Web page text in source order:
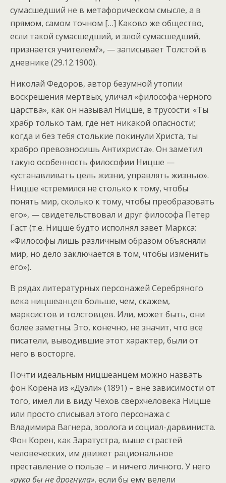
сумасшедший не в метафорическом смысле, а в
прямом, самом точном […] Каково же общество,
если такой сумасшедший, и злой сумасшедший,
признается учителем?», — записывает Толстой в
дневнике (29.12.1900).
Николай Федоров, автор безумной утопии
воскрешения мертвых, уличал «философа черного
царства», как он называл Ницше, в трусости: «Ты
храбр только там, где нет никакой опасности;
когда и без тебя столькие покинули Христа, ты
храбро превозносишь Антихриста». Он заметил
такую особенность философии Ницше —
«устанавливать цель жизни, управлять жизнью».
Ницше «стремился не столько к тому, чтобы
понять мир, сколько к тому, чтобы преобразовать
его», — свидетельствовал и друг философа Петер
Гаст (т.е. Ницше будто исполнял завет Маркса:
«Философы лишь различным образом объясняли
мир, но дело заключается в том, чтобы изменить
его»).
В рядах литературных персонажей Серебряного
века ницшеанцев больше, чем, скажем,
марксистов и толстовцев. Или, может быть, они
более заметны. Это, конечно, не значит, что все
писатели, выводившие этот характер, были от
него в восторге.
Почти идеальным ницшеанцем можно назвать
фон Корена из «Дуэли» (1891) – вне зависимости от
того, имел ли в виду Чехов сверхчеловека Ницше
или просто списывал этого персонажа с
Владимира Вагнера, зоолога и социал-дарвиниста.
Фон Корен, как Заратустра, выше страстей
человеческих, им движет рациональное
преставление о пользе – и ничего личного. У него
«рука бы не дрогнула», если бы ему велели